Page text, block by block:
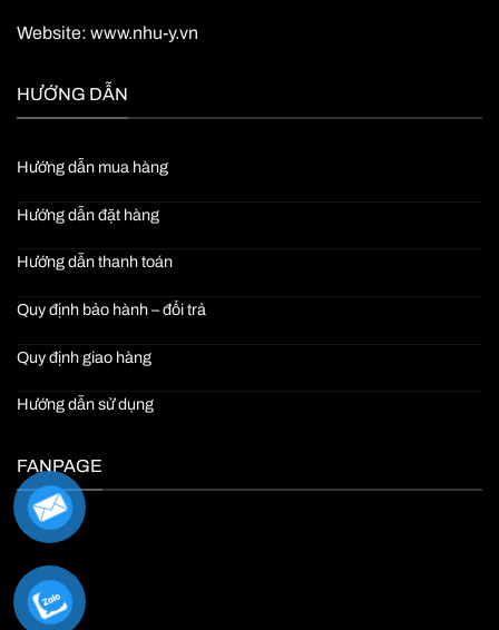
Website: www.nhu-y.vn
HƯỚNG DẪN
Hướng dẫn mua hàng
Hướng dẫn đặt hàng
Hướng dẫn thanh toán
Quy định bảo hành – đổi trả
Quy định giao hàng
Hướng dẫn sử dụng
FANPAGE